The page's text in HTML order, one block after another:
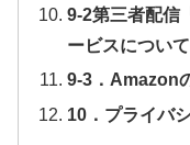
9-2第三者配信
ービスについて
9-3．Amazon
10．プライバ